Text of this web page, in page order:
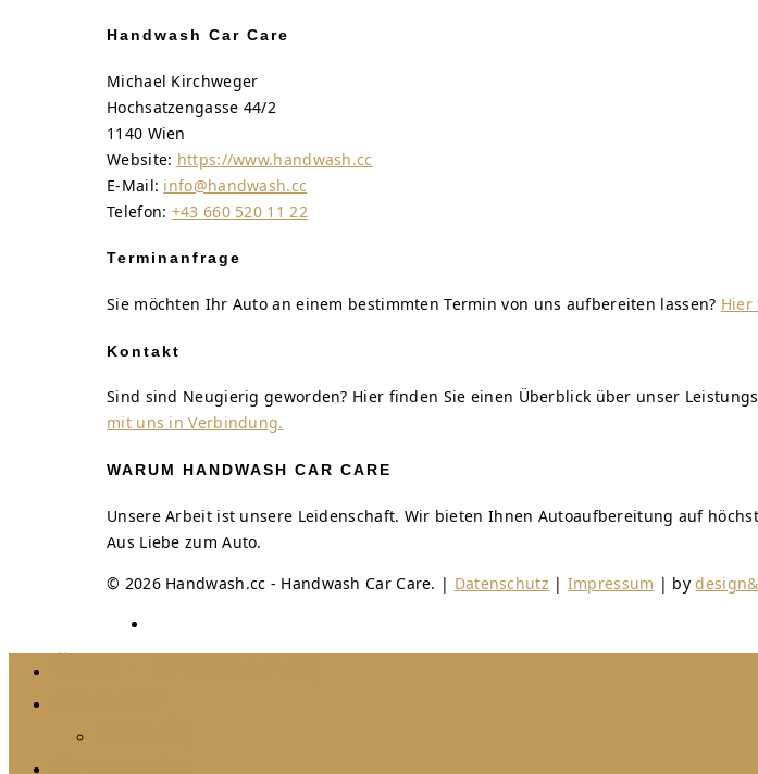
Handwash Car Care
Michael Kirchweger
Hochsatzengasse 44/2
1140 Wien
Website: https://www.handwash.cc
E-Mail: info@handwash.cc
Telefon: +43 660 520 11 22
Terminanfrage
Sie möchten Ihr Auto an einem bestimmten Termin von uns aufbereiten lassen? Hier
Kontakt
Sind sind Neugierig geworden? Hier finden Sie einen Überblick über unser
mit uns in Verbindung.
WARUM HANDWASH CAR CARE
Unsere Arbeit ist unsere Leidenschaft. Wir bieten Ihnen Autoaufbereitung auf
Aus Liebe zum Auto.
© 2026 Handwash.cc - Handwash Car Care. | Datenschutz | Impressum | by